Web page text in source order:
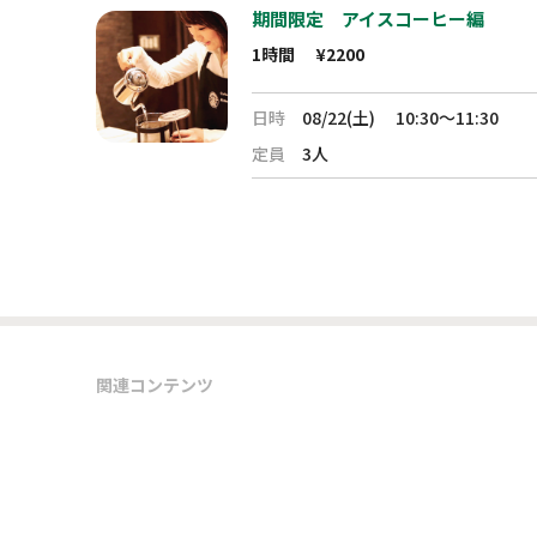
期間限定 アイスコーヒー編
1時間 ¥2200
日時 08/22(土)
10:30～11:30
定員
3人
関連コンテンツ